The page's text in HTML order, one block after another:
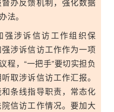
法。
强涉诉信访工作组织保
涉诉信访工作作为一项
程，“一把手”要切实担负
取涉诉信访工作汇报。
条线指导职责，常态化
信访工作情况。要加大